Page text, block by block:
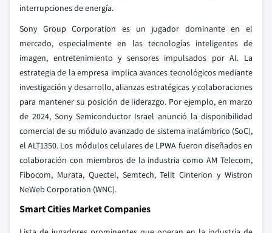
interrupciones de energía.
Sony Group Corporation es un jugador dominante en el
mercado, especialmente en las tecnologías inteligentes de
imagen, entretenimiento y sensores impulsados por AI. La
estrategia de la empresa implica avances tecnológicos mediante
investigación y desarrollo, alianzas estratégicas y colaboraciones
para mantener su posición de liderazgo. Por ejemplo, en marzo
de 2024, Sony Semiconductor Israel anunció la disponibilidad
comercial de su módulo avanzado de sistema inalámbrico (SoC),
el ALT1350. Los módulos celulares de LPWA fueron diseñados en
colaboración con miembros de la industria como AM Telecom,
Fibocom, Murata, Quectel, Semtech, Telit Cinterion y Wistron
NeWeb Corporation (WNC).
Smart Cities Market Companies